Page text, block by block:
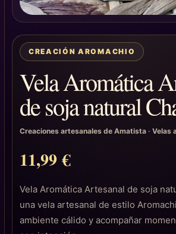
CREACIÓN AROMACHIO
Vela Aromática
de soja natural
Creaciones artesanales de Amatista · Velas
11,99€
Vela Aromática Artesanal de soja
una vela artesanal de estilo
ambiente cálido y acompañar